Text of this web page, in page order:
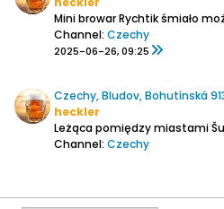
Channel: Czechy
2025-06-26, 09:25
Czechy, Bludov, Bohutínská
heckler
Channel: Czechy